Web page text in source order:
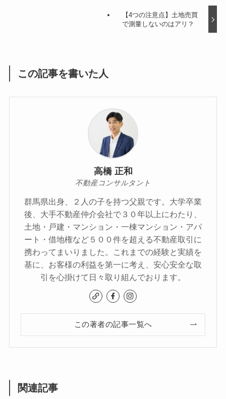
【4つの注意点】土地売買
で測量しないのはアリ？
この記事を書いた人
高橋 正和
不動産コンサルタント
群馬県出身、２人の子を持つ父親です。大学卒業
後、大手不動産仲介会社で３０年以上にわたり、
土地・戸建・マンション・一棟マンション・アパ
ート・借地権など５００件を超える不動産取引に
携わってまいりました。これまでの経験と実績を
基に、お客様の利益を第一に考え、安心安全な取
引を心掛けて日々取り組んでおります。
この著者の記事一覧へ
関連記事